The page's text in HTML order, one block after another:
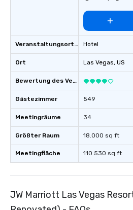
Veranstaltungsortstyp
Ort
Bewertung des Veranstaltungsortes
Gästezimmer
Meetingräume
Größter Raum
Meetingfläche
Renovated)
Hotel
Las Vegas, US
549
34
18.000 sq ft
110.530 sq ft
JW Marriott Las Vegas